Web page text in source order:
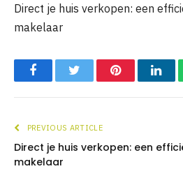
Direct je huis verkopen: een
makelaar
FacebookTwitter Pinterest
PREVIOUS ARTICLE
Direct je huis verkopen: een
makelaar